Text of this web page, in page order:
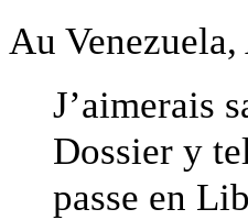
Au
J’aimerais
Dossier y
passe en